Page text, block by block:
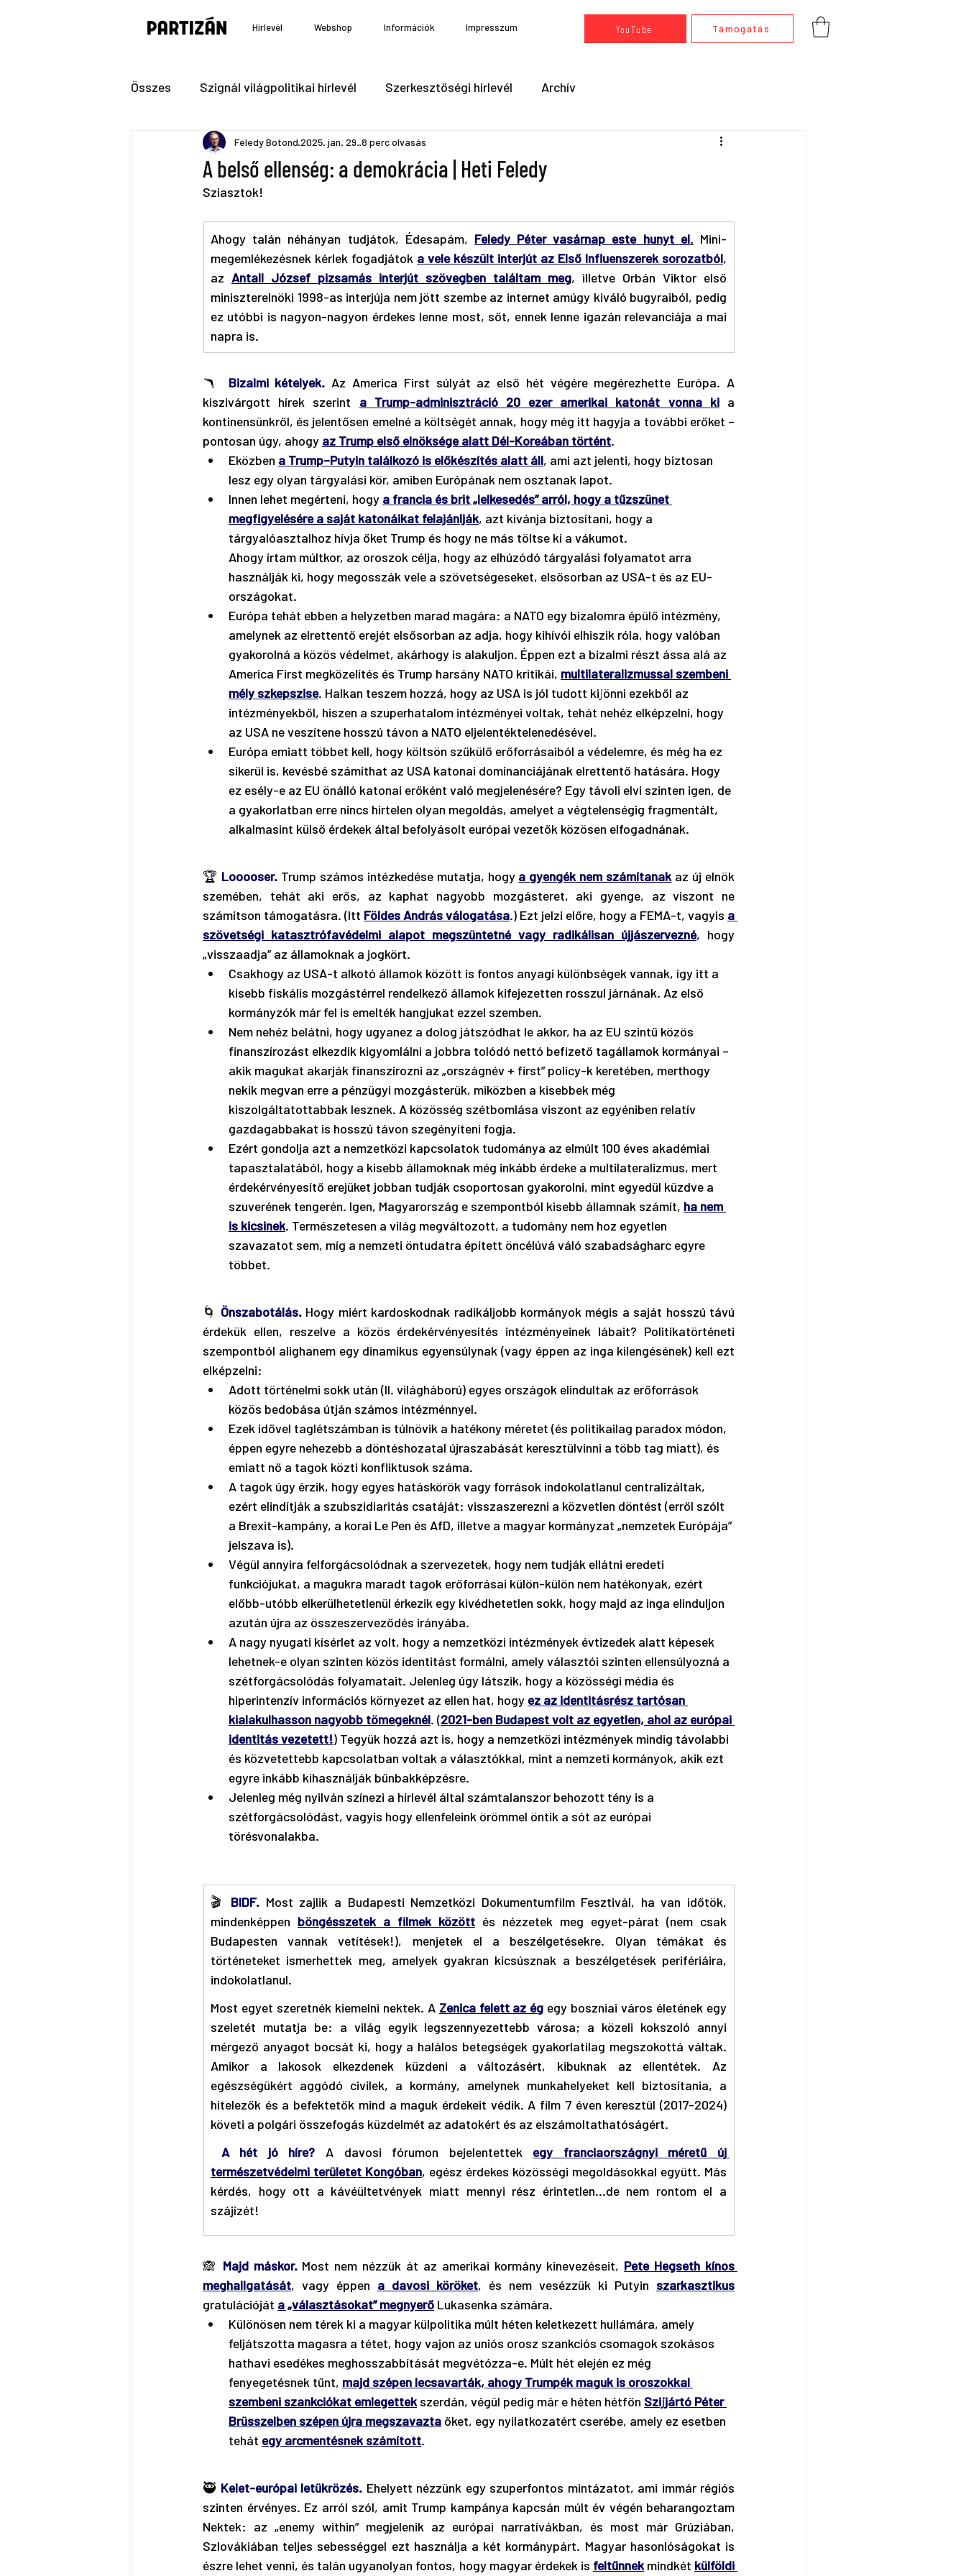
Hírlevél Webshop Információk Impresszum YouTube Támogatás
Összes Szignál világpolitikai hírlevél Szerkesztőségi hírlevél Archív
A belső ellenség: a demokrácia | Heti Feledy
Feledy Botond 2025. jan. 29. 8 perc olvasás
Sziasztok!
Ahogy talán néhányan tudjátok, Édesapám, Feledy Péter vasárnap este hunyt el. Mini-
megemlékezésnek kérlek fogadjátok a vele készült interjút az Első Influenszerek sorozatból,
az Antall József pizsamás interjút szövegben találtam meg, illetve Orbán Viktor első
miniszterelnöki 1998-as interjúja nem jött szembe az internet amúgy kiváló bugyraiból, pedig
ez utóbbi is nagyon-nagyon érdekes lenne most, sőt, ennek lenne igazán relevanciája a mai
napra is.
🪃 Bizalmi kételyek. Az America First súlyát az első hét végére megérezhette Európa. A
kiszivárgott hírek szerint a Trump-adminisztráció 20 ezer amerikai katonát vonna ki a
kontinensünkről, és jelentősen emelné a költségét annak, hogy még itt hagyja a további erőket –
pontosan úgy, ahogy az Trump első elnöksége alatt Dél-Koreában történt.
Eközben a Trump–Putyin találkozó is előkészítés alatt áll, ami azt jelenti, hogy biztosan
lesz egy olyan tárgyalási kör, amiben Európának nem osztanak lapot.
Innen lehet megérteni, hogy a francia és brit „lelkesedés” arról, hogy a tűzszünet
megfigyelésére a saját katonáikat felajánlják, azt kívánja biztosítani, hogy a
tárgyalóasztalhoz hívja őket Trump és hogy ne más töltse ki a vákumot.
Ahogy írtam múltkor, az oroszok célja, hogy az elhúzódó tárgyalási folyamatot arra
használják ki, hogy megosszák vele a szövetségeseket, elsősorban az USA-t és az EU-
országokat.
Európa tehát ebben a helyzetben marad magára: a NATO egy bizalomra épülő intézmény,
amelynek az elrettentő erejét elsősorban az adja, hogy kihívói elhiszik róla, hogy valóban
gyakorolná a közös védelmet, akárhogy is alakuljon. Éppen ezt a bizalmi részt ássa alá az
America First megközelítés és Trump harsány NATO kritikái, multilateralizmussal szembeni
mély szkepszise. Halkan teszem hozzá, hogy az USA is jól tudott kijönni ezekből az
intézményekből, hiszen a szuperhatalom intézményei voltak, tehát nehéz elképzelni, hogy
az USA ne veszítene hosszú távon a NATO eljelentéktelenedésével.
Európa emiatt többet kell, hogy költsön szűkülő erőforrásaiból a védelemre, és még ha ez
sikerül is, kevésbé számíthat az USA katonai dominanciájának elrettentő hatására. Hogy
ez esély-e az EU önálló katonai erőként való megjelenésére? Egy távoli elvi szinten igen, de
a gyakorlatban erre nincs hirtelen olyan megoldás, amelyet a végtelenségig fragmentált,
alkalmasint külső érdekek által befolyásolt európai vezetők közösen elfogadnának.
🏆 Looooser. Trump számos intézkedése mutatja, hogy a gyengék nem számítanak az új elnök
szemében, tehát aki erős, az kaphat nagyobb mozgásteret, aki gyenge, az viszont ne
számítson támogatásra. (Itt Földes András válogatása.) Ezt jelzi előre, hogy a FEMA-t, vagyis a
szövetségi katasztrófavédelmi alapot megszüntetné vagy radikálisan újjászervezné, hogy
„visszaadja” az államoknak a jogkört.
Csakhogy az USA-t alkotó államok között is fontos anyagi különbségek vannak, így itt a
kisebb fiskális mozgástérrel rendelkező államok kifejezetten rosszul járnának. Az első
kormányzók már fel is emelték hangjukat ezzel szemben.
Nem nehéz belátni, hogy ugyanez a dolog játszódhat le akkor, ha az EU szintű közös
finanszírozást elkezdik kigyomlálni a jobbra tolódó nettó befizető tagállamok kormányai –
akik magukat akarják finanszírozni az „országnév + first” policy-k keretében, merthogy
nekik megvan erre a pénzügyi mozgásterük, miközben a kisebbek még
kiszolgáltatottabbak lesznek. A közösség szétbomlása viszont az egyéniben relatív
gazdagabbakat is hosszú távon szegényíteni fogja.
Ezért gondolja azt a nemzetközi kapcsolatok tudománya az elmúlt 100 éves akadémiai
tapasztalatából, hogy a kisebb államoknak még inkább érdeke a multilateralizmus, mert
érdekérvényesítő erejüket jobban tudják csoportosan gyakorolni, mint egyedül küzdve a
szuverének tengerén. Igen, Magyarország e szempontból kisebb államnak számít, ha nem
is kicsinek. Természetesen a világ megváltozott, a tudomány nem hoz egyetlen
szavazatot sem, míg a nemzeti öntudatra épített öncélúvá váló szabadságharc egyre
többet.
🌀 Önszabotálás. Hogy miért kardoskodnak radikáljobb kormányok mégis a saját hosszú távú
érdekük ellen, reszelve a közös érdekérvényesítés intézményeinek lábait? Politikatörténeti
szempontból alighanem egy dinamikus egyensúlynak (vagy éppen az inga kilengésének) kell ezt
elképzelni:
Adott történelmi sokk után (II. világháború) egyes országok elindultak az erőforrások
közös bedobása útján számos intézménnyel.
Ezek idővel taglétszámban is túlnövik a hatékony méretet (és politikailag paradox módon,
éppen egyre nehezebb a döntéshozatal újraszabását keresztülvinni a több tag miatt), és
emiatt nő a tagok közti konfliktusok száma.
A tagok úgy érzik, hogy egyes hatáskörök vagy források indokolatlanul centralizáltak,
ezért elindítják a szubszidiaritás csatáját: visszaszerezni a közvetlen döntést (erről szólt
a Brexit-kampány, a korai Le Pen és AfD, illetve a magyar kormányzat „nemzetek Európája”
jelszava is).
Végül annyira felforgácsolódnak a szervezetek, hogy nem tudják ellátni eredeti
funkciójukat, a magukra maradt tagok erőforrásai külön-külön nem hatékonyak, ezért
előbb-utóbb elkerülhetetlenül érkezik egy kivédhetetlen sokk, hogy majd az inga elinduljon
azután újra az összeszerveződés irányába.
A nagy nyugati kísérlet az volt, hogy a nemzetközi intézmények évtizedek alatt képesek
lehetnek-e olyan szinten közös identitást formálni, amely választói szinten ellensúlyozná a
szétforgácsolódás folyamatait. Jelenleg úgy látszik, hogy a közösségi média és
hiperintenzív információs környezet az ellen hat, hogy ez az identitásrész tartósan
kialakulhasson nagyobb tömegeknél. (2021-ben Budapest volt az egyetlen, ahol az európai
identitás vezetett!) Tegyük hozzá azt is, hogy a nemzetközi intézmények mindig távolabbi
és közvetettebb kapcsolatban voltak a választókkal, mint a nemzeti kormányok, akik ezt
egyre inkább kihasználják bűnbakképzésre.
Jelenleg még nyilván színezi a hírlevél által számtalanszor behozott tény is a
szétforgácsolódást, vagyis hogy ellenfeleink örömmel öntik a sót az európai
törésvonalakba.
🎬 BIDF. Most zajlik a Budapesti Nemzetközi Dokumentumfilm Fesztivál, ha van időtök,
mindenképpen böngésszetek a filmek között és nézzetek meg egyet-párat (nem csak
Budapesten vannak vetítések!), menjetek el a beszélgetésekre. Olyan témákat és
történeteket ismerhettek meg, amelyek gyakran kicsúsznak a beszélgetések perifériáira,
indokolatlanul.
Most egyet szeretnék kiemelni nektek. A Zenica felett az ég egy boszniai város életének egy
szeletét mutatja be: a világ egyik legszennyezettebb városa; a közeli kokszoló annyi
mérgező anyagot bocsát ki, hogy a halálos betegségek gyakorlatilag megszokottá váltak.
Amikor a lakosok elkezdenek küzdeni a változásért, kibuknak az ellentétek. Az
egészségükért aggódó civilek, a kormány, amelynek munkahelyeket kell biztosítania, a
hitelezők és a befektetők mind a maguk érdekeit védik. A film 7 éven keresztül (2017-2024)
követi a polgári összefogás küzdelmét az adatokért és az elszámoltathatóságért.
A hét jó híre?
A davosi fórumon bejelentettek egy franciaországnyi méretű új
természetvédelmi területet Kongóban, egész érdekes közösségi megoldásokkal együtt. Más
kérdés, hogy ott a kávéültetvények miatt mennyi rész érintetlen…de nem rontom el a
szájízét!
🙈 Majd máskor. Most nem nézzük át az amerikai kormány kinevezéseit, Pete Hegseth kínos
meghallgatását, vagy éppen a davosi köröket, és nem vesézzük ki Putyin szarkasztikus
gratulációját a „választásokat” megnyerő Lukasenka számára.
Különösen nem térek ki a magyar külpolitika múlt héten keletkezett hullámára, amely
feljátszotta magasra a tétet, hogy vajon az uniós orosz szankciós csomagok szokásos
hathavi esedékes meghosszabbítását megvétózza-e. Múlt hét elején ez még
fenyegetésnek tűnt, majd szépen lecsavarták, ahogy Trumpék maguk is oroszokkal
szembeni szankciókat emlegettek szerdán, végül pedig már e héten hétfőn Szijjártó Péter
Brüsszelben szépen újra megszavazta őket, egy nyilatkozatért cserébe, amely ez esetben
tehát egy arcmentésnek számított.
🥷 Kelet-európai letükrözés. Ehelyett nézzünk egy szuperfontos mintázatot, ami immár régiós
szinten érvényes. Ez arról szól, amit Trump kampánya kapcsán múlt év végén beharangoztam
Nektek: az „enemy within” megjelenik az európai narratívákban, és most már Grúziában,
Szlovákiában teljes sebességgel ezt használja a két kormánypárt. Magyar hasonlóságokat is
észre lehet venni, és talán ugyanolyan fontos, hogy magyar érdekek is feltűnnek mindkét külföldi